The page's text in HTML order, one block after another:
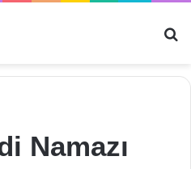
Namazı